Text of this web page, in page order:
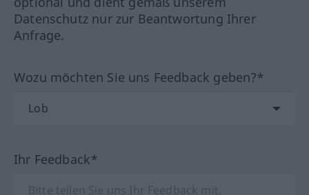
Datenschutz nur zur Beantwortung Ihrer
Anfrage.
Wozu möchten Sie uns Feedback geben?*
Ihr Feedback*